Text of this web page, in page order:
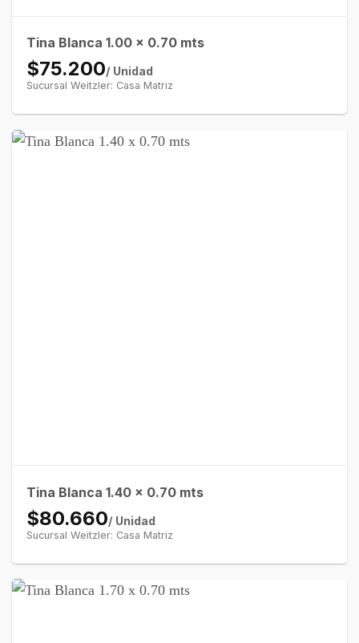
Tina Blanca 1.00 x 0.70 mts
$75.200/ Unidad
Sucursal Weitzler: Casa Matriz
Tina Blanca 1.40 x 0.70 mts
$80.660/ Unidad
Sucursal Weitzler: Casa Matriz